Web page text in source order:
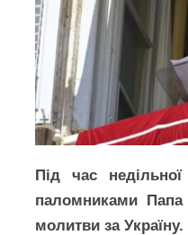
Під час недільної
паломниками
молитви за Україну.